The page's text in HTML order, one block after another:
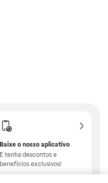
Baixe o nosso aplicativo
E tenha descontos e
benefícios exclusivos!